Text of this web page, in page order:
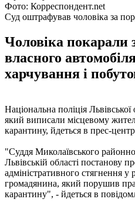
Фото: Корреспондент.net
Суд оштрафував чоловіка за
Чоловіка покарали
власного
харчування і
Національна поліція
який виписали місцевому
карантину, йдеться в прес-
"Суддя Миколаївського
Львівській області постанову
адміністративного стягнення у
громадянина, який порушив
карантину", - йдеться в